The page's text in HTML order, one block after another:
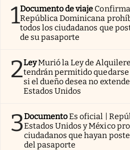
1Documento de viaje
República Dominicana
todos los ciudadanos que
de su pasaporte
2LeyMurió la Ley de
tendrán permitido
si el dueño desea no
Estados Unidos
3DocumentoEs oficial |
Estados Unidos y México
ciudadanos que hayan
del pasaporte